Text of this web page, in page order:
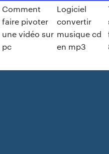
Comment
faire pivoter
une vidéo sur
pc
Logiciel
convertir
musique cd
en mp3